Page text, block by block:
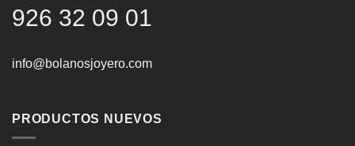
926 32 09 01
info@bolanosjoyero.com
PRODUCTOS NUEVOS